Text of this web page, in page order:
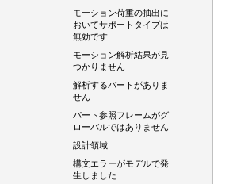
モーション荷重の抽出に
おいてサポートタイプは
無効です
モーション解析結果が見
つかりません
解析するパートがありま
せん
パート参照フレームがグ
ローバルではありません
設計領域
構文エラーがモデルで発
生しました